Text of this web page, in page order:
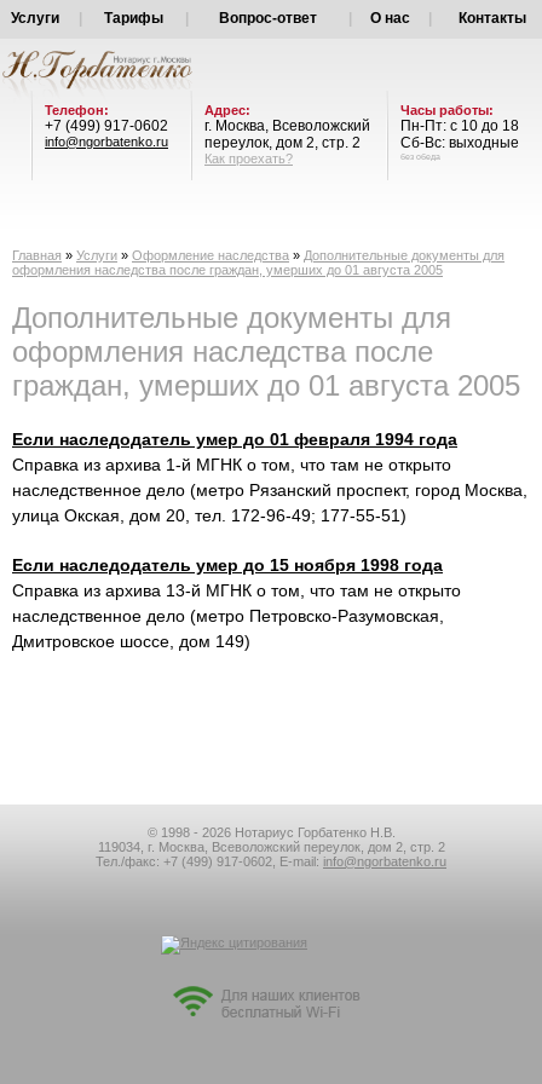
Услуги Тарифы Вопрос-ответ О нас Контакты
Телефон:
+7 (499) 917-0602
info@ngorbatenko.ru
Адрес:
г. Москва, Всеволожский
переулок, дом 2, стр. 2
Как проехать?
Часы работы:
Пн-Пт: с 10 до 18
Сб-Вс: выходные
без обеда
Главная » Услуги » Оформление наследства » Дополнительные документы для
оформления наследства после граждан, умерших до 01 августа 2005
Дополнительные документы для
оформления наследства после
граждан, умерших до 01 августа 2005
Если наследодатель умер до 01 февраля 1994 года
Справка из архива 1-й МГНК о том, что там не открыто
наследственное дело (метро Рязанский проспект, город Москва,
улица Окская, дом 20, тел. 172-96-49; 177-55-51)
Если наследодатель умер до 15 ноября 1998 года
Справка из архива 13-й МГНК о том, что там не открыто
наследственное дело (метро Петровско-Разумовская,
Дмитровское шоссе, дом 149)
© 1998 - 2026 Нотариус Горбатенко Н.В.
119034, г. Москва, Всеволожский переулок, дом 2, стр. 2
Тел./факс: +7 (499) 917-0602 , E-mail: info@ngorbatenko.ru